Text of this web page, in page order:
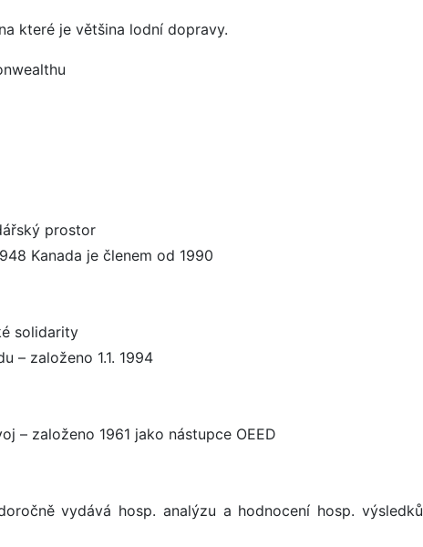
které je většina lodní dopravy.
prostor
Kanada je členem od 1990
solidarity
– založeno 1.1. 1994
– založeno 1961 jako nástupce OEED
vydává hosp. analýzu a hodnocení hosp. výsledků